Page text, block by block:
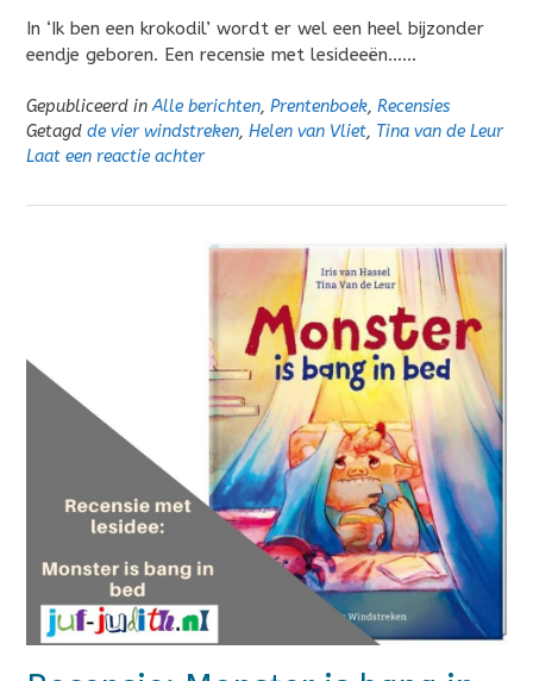
In ‘Ik ben een krokodil’ wordt er wel een heel bijzonder
eendje geboren. Een recensie met lesideeën……
Gepubliceerd inAlle berichten, Prentenboek, Recensies
Getagd de vier windstreken, Helen van Vliet, Tina van de Leur
Laat een reactie achter